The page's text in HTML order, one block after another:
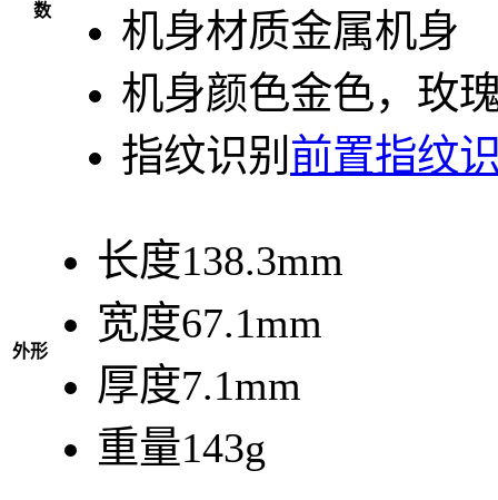
数
机身材质金属机身
机身颜色金色，玫
指纹识别 前置指纹
外形
长度138.3mm
宽度67.1mm
厚度7.1mm
重量143g